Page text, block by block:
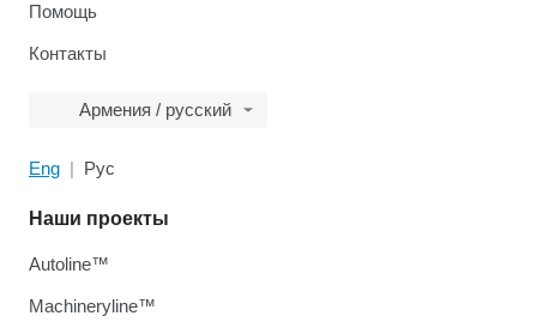
Помощь
Контакты
Армения / русский
Eng Рус
Наши проекты
Autoline™
Machineryline™